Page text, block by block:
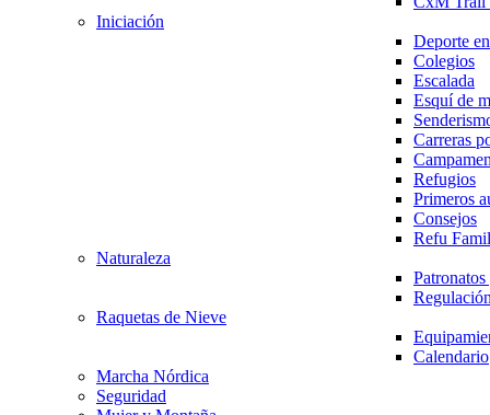
Iniciación
Deporte
Colegios
Escalada
Esquí de
Carreras
Refugios
Primeros
Consejos
Refu
Naturaleza
Raquetas de Nieve
Calendario
Marcha Nórdica
Seguridad